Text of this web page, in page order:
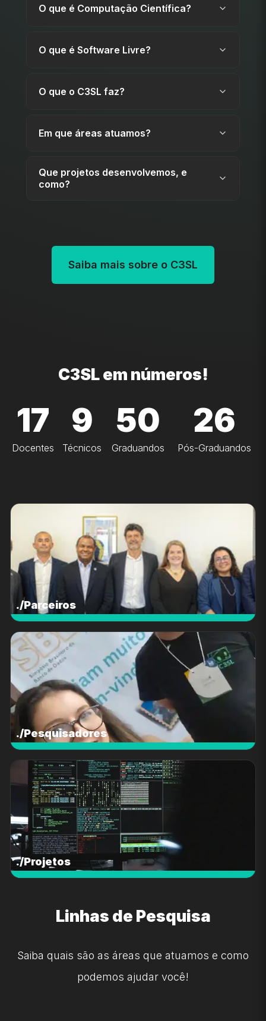
O que é Computação Científica?
O que é Software Livre?
O que o C3SL faz?
Em que áreas atuamos?
Que projetos desenvolvemos, e
como?
Saiba mais sobre o C3SL
C3SL em números!
17 9 50 26
Docentes Técnicos Graduandos Pós-Graduandos
./Parceiros
./Pesquisadores
./Projetos
Linhas de Pesquisa
Saiba quais são as áreas que atuamos e como
podemos ajudar você!